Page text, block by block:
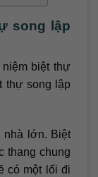
song lập
biệt thự
thự song lập
nhà lớn. Biệt
thang chung
có một lối đi